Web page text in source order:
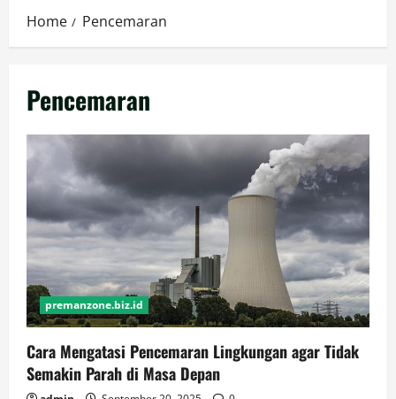
Home Pencemaran
Pencemaran
premanzone.biz.id
Cara Mengatasi Pencemaran Lingkungan agar Tidak
Semakin Parah di Masa Depan